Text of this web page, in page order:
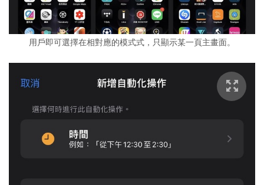
用戶即可選擇在相對應的模式式，只顯示某一頁主畫面。